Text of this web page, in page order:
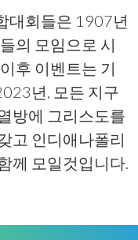
대회들은 1907년
의 모임으로 시
후 이벤트는 기
년, 모든 지구
방에 그리스도를
고 인디애나폴리
께 모일것입니다.